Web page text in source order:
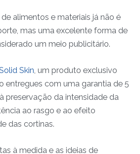
alimentos e materiais já não é
mas uma excelente forma de
um meio publicitário.
Skin , um produto exclusivo
entregues com uma garantia de 5
preservação da intensidade da
ao rasgo e ao efeito
das cortinas.
à medida e as ideias de